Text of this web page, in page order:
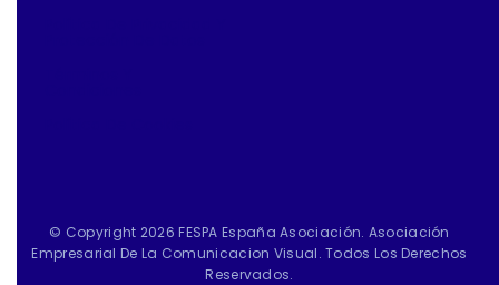
© Copyright 2026 FESPA España Asociación. Asociación
Empresarial De La Comunicacion Visual. Todos Los Derechos
Reservados.